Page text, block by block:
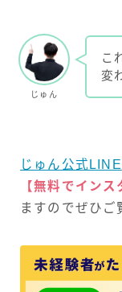
じゅん
こ
変
じゅん公式LINE
【無料でインス
ますのでぜひご